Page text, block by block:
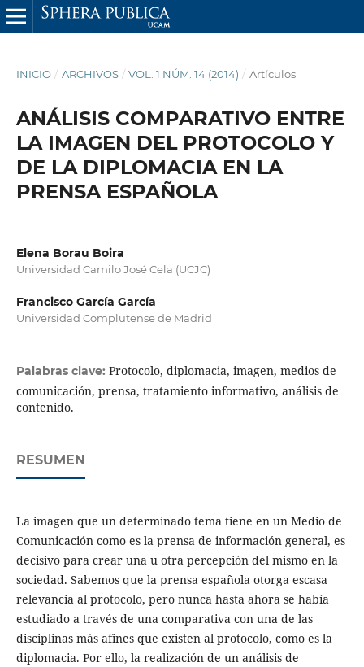
INICIO / ARCHIVOS / VOL. 1 NÚM. 14 (2014) / Artículos
ANÁLISIS COMPARATIVO ENTRE
LA IMAGEN DEL PROTOCOLO Y
DE LA DIPLOMACIA EN LA
PRENSA ESPAÑOLA
Elena Borau Boira
Universidad Camilo José Cela (UCJC)
Francisco García García
Universidad Complutense de Madrid
Palabras clave: Protocolo, diplomacia, imagen, medios de
comunicación, prensa, tratamiento informativo, análisis de
contenido.
RESUMEN
La imagen que un determinado tema tiene en un Medio de
Comunicación como es la prensa de información general, es
decisivo para crear una u otra percepción del mismo en la
sociedad. Sabemos que la prensa española otorga escasa
relevancia al protocolo, pero nunca hasta ahora se había
estudiado a través de una comparativa con una de las
disciplinas más afines que existen al protocolo, como es la
diplomacia. Por ello, la realización de un análisis de